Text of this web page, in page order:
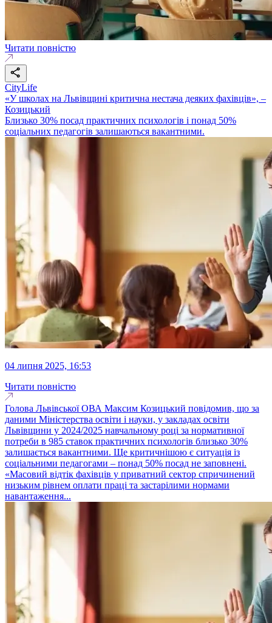
Читати повністю
CityLife
«У школах на Львівщині критична нестача деяких фахівців», –
Козицький
Близько 30% посад практичних психологів і понад 50%
соціальних педагогів залишаються вакантними.
04 липня 2025, 16:53
Читати повністю
Голова Львівської ОВА Максим Козицький повідомив, що за
даними Міністерства освіти і науки, у закладах освіти
Львівщини у 2024/2025 навчальному році за нормативної
потреби в 985 ставок практичних психологів близько 30%
залишається вакантними. Ще критичнішою є ситуація із
соціальними педагогами – понад 50% посад не заповнені.
«Масовий відтік фахівців у приватний сектор спричинений
низьким рівнем оплати праці та застарілими нормами
навантаження...